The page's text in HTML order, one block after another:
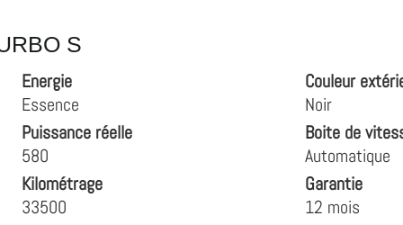
S
Energie
Essence
Puissance réelle
580
Kilométrage
33500
Couleur
Noir
Boite de
Automatique
Garantie
12 mois